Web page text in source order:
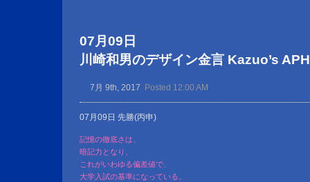
07月09日
川崎和男のデザイン金言 Kazuo’s
7月 9th, 2017 Posted 12:00 AM
07月09日 先勝(丙申)
記憶の徹底さは、
暗記力となり、
これがいわゆる偏差値で、
大学入試の基準になっている。